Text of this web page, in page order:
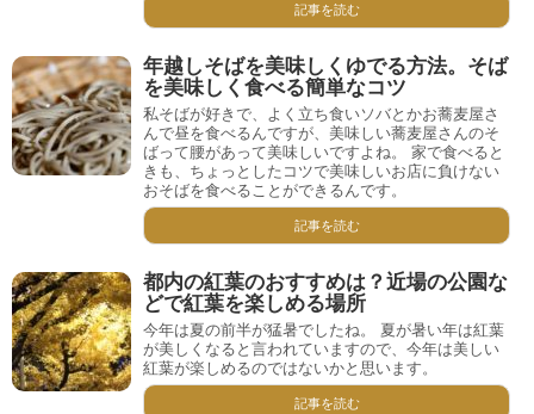
記事を読む
年越しそばを美味しくゆでる方法。そば
を美味しく食べる簡単なコツ
私そばが好きで、よく立ち食いソバとかお蕎麦屋さ
んで昼を食べるんですが、美味しい蕎麦屋さんのそ
ばって腰があって美味しいですよね。 家で食べると
きも、ちょっとしたコツで美味しいお店に負けない
おそばを食べることができるんです。
記事を読む
都内の紅葉のおすすめは？近場の公園な
どで紅葉を楽しめる場所
今年は夏の前半が猛暑でしたね。 夏が暑い年は紅葉
が美しくなると言われていますので、今年は美しい
紅葉が楽しめるのではないかと思います。
記事を読む